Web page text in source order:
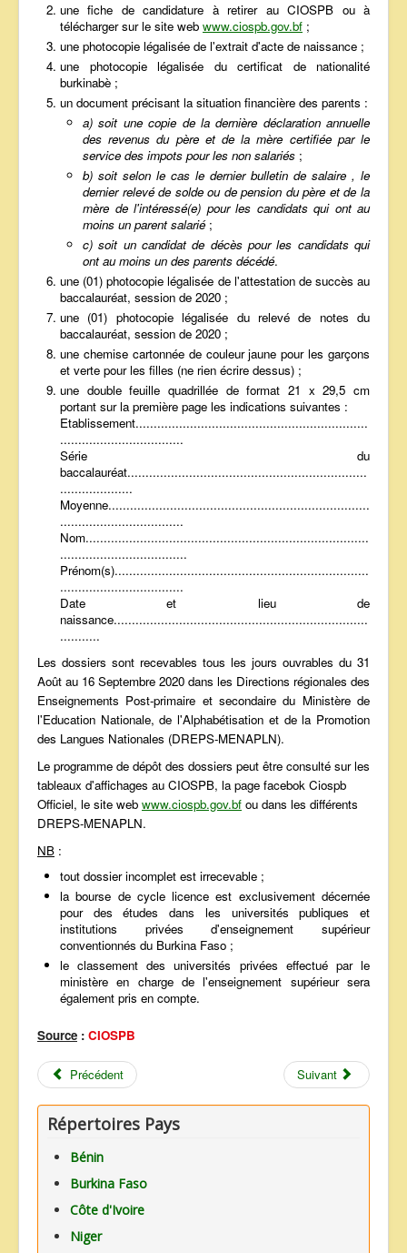
une fiche de candidature à retirer au CIOSPB ou à
télécharger sur le site web www.ciospb.gov.bf ;
une photocopie légalisée de l'extrait d'acte de naissance ;
une photocopie légalisée du certificat de nationalité
burkinabè ;
un document précisant la situation financière des parents :
a) soit une copie de la dernière déclaration annuelle
des revenus du père et de la mère certifiée par le
service des impots pour les non salariés ;
b) soit selon le cas le dernier bulletin de salaire , le
dernier relevé de solde ou de pension du père et de la
mère de l'intéressé(e) pour les candidats qui ont au
moins un parent salarié;
c) soit un candidat de décès pour les candidats qui
ont au moins un des parents décédé.
une (01) photocopie légalisée de l'attestation de succès au
baccalauréat, session de 2020 ;
une (01) photocopie légalisée du relevé de notes du
baccalauréat, session de 2020 ;
une chemise cartonnée de couleur jaune pour les garçons
et verte pour les filles (ne rien écrire dessus) ;
une double feuille quadrillée de format 21 x 29,5 cm
portant sur la première page les indications suivantes :
Etablissement................................................................
..................................
Série du
baccalauréat..................................................................
....................
Moyenne........................................................................
..................................
Nom..............................................................................
...................................
Prénom(s)......................................................................
..................................
Date et lieu de
naissance......................................................................
...........
Les dossiers sont recevables tous les jours ouvrables du 31
Août au 16 Septembre 2020 dans les Directions régionales des
Enseignements Post-primaire et secondaire du Ministère de
l'Education Nationale, de l'Alphabétisation et de la Promotion
des Langues Nationales (DREPS-MENAPLN).
Le programme de dépôt des dossiers peut être consulté sur les
tableaux d'affichages au CIOSPB, la page facebok Ciospb
Officiel, le site web www.ciospb.gov.bf ou dans les différents
DREPS-MENAPLN.
NB :
tout dossier incomplet est irrecevable ;
la bourse de cycle licence est exclusivement décernée
pour des études dans les universités publiques et
institutions privées d'enseignement supérieur
conventionnés du Burkina Faso ;
le classement des universités privées effectué par le
ministère en charge de l'enseignement supérieur sera
également pris en compte.
Source : CIOSPB
Précédent Suivant
Répertoires Pays
Bénin
Burkina Faso
Côte d'Ivoire
Niger